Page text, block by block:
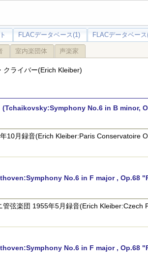
FLACデータベース(1) FLACデータベース
室内楽団体 声楽家
クライバー(Erich Kleiber)
(Tchaikovsky:Symphony No.6 in B minor,
10月録音(Erich Kleiber:Paris Conservatoire
No.6 in F major , Op.68
弦楽団 1955年5月録音(Erich Kleiber:Czech
No.6 in F major , Op.68